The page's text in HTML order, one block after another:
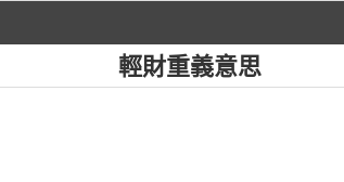
輕財重義意思